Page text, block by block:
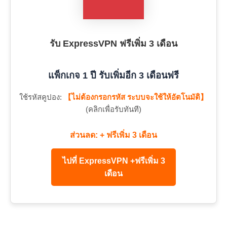
รับ ExpressVPN ฟรีเพิ่ม 3 เดือน
แพ็กเกจ 1 ปี รับเพิ่มอีก 3 เดือนฟรี
ใช้รหัสคูปอง:
【ไม่ต้องกรอกรหัส ระบบจะใช้ให้อัตโนมัติ】
(คลิกเพื่อรับทันที)
ส่วนลด: + ฟรีเพิ่ม 3 เดือน
ไปที่ ExpressVPN +ฟรีเพิ่ม 3
เดือน